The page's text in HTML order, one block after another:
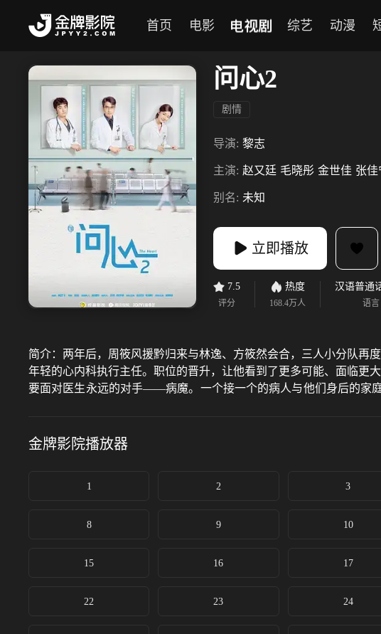
首页 电影 电视剧 综艺 动漫
问心2
剧情
导演: 黎志
主演: 赵又廷 毛晓彤 金世佳 张佳
别名: 未知
立即播放
7.5
评分
热度
168.4万人
汉语普通
语言
简介： 两年后，周筱风援黔归来与林逸、方筱然会合，三人小分队再
年轻的心内科执行主任。职位的晋升，让他看到了更多可能、面临更
要面对医生永远的对手——病魔。一个接一个的病人与他们身后的家
金牌影院播放器
1 2 3
8 9 10
15 16 17
22 23 24